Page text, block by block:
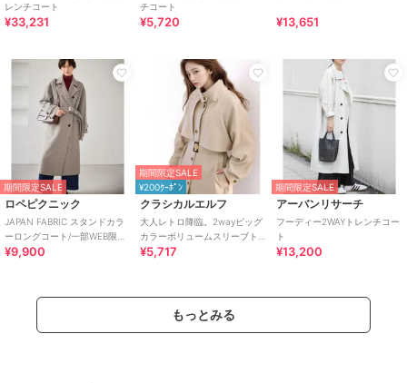
レンチコート
¥33,231
チコート
¥5,720 ¥13,651
期間限定SALE
ロペピクニック
JAPAN FABRIC スタンドカラ
ーロングコート/一部WEB限定
カラー
¥9,900
期間限定SALE
¥200ｸｰﾎﾟﾝ
クラシカルエルフ
大人レトロ降臨。2wayビッグ
カラーボリュームスリーブト
レンチコート
¥5,717
期間限定SALE
アーバンリサーチ
フーディー2WAYトレンチコー
ト
¥13,200
もっとみる